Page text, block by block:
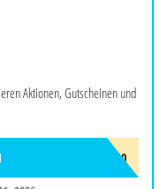
Aktionen, Gutscheinen und
KETTEYE10